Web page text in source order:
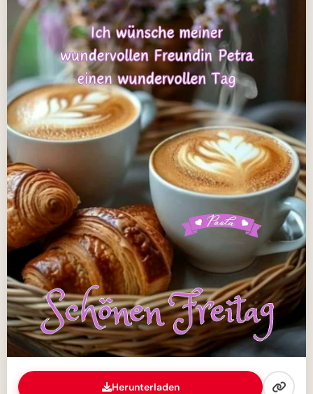
Herunterladen